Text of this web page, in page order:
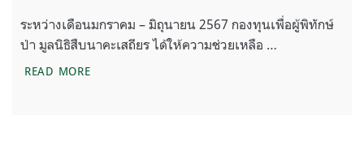
ระหว่างเดือนมกราคม – มิถุนายน 2567 กองทุนเพื่อผู้พิทักษ์
ป่า มูลนิธิสืบนาคะเสถียร ได้ให้ความช่วยเหลือ …
READ MOREรายงานการช่วยเหลือเจ้าหน้าที่พิทักษ์ป่า กรณีบาดเจ็